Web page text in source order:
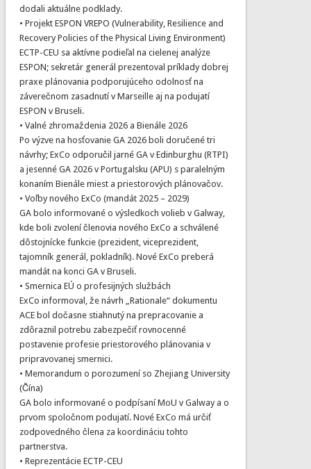
dodali aktuálne podklady.
• Projekt ESPON VREPO (Vulnerability, Resilience and
Recovery Policies of the Physical Living Environment)
ECTP-CEU sa aktívne podieľal na cielenej analýze
ESPON; sekretár generál prezentoval príklady dobrej
praxe plánovania podporujúceho odolnosť na
záverečnom zasadnutí v Marseille aj na podujatí
ESPON v Bruseli.
• Valné zhromaždenia 2026 a Bienále 2026
Po výzve na hosťovanie GA 2026 boli doručené tri
návrhy; ExCo odporučil jarné GA v Edinburghu (RTPI)
a jesenné GA 2026 v Portugalsku (APU) s paralelným
konaním Bienále miest a priestorových plánovačov.
• Voľby nového ExCo (mandát 2025 – 2029)
GA bolo informované o výsledkoch volieb v Galway,
kde boli zvolení členovia nového ExCo a schválené
dôstojnícke funkcie (prezident, viceprezident,
tajomník generál, pokladník). Nové ExCo preberá
mandát na konci GA v Bruseli.
• Smernica EÚ o profesijných službách
ExCo informoval, že návrh „Rationale“ dokumentu
ACE bol dočasne stiahnutý na prepracovanie a
zdôraznil potrebu zabezpečiť rovnocenné
postavenie profesie priestorového plánovania v
pripravovanej smernici.
• Memorandum o porozumení so Zhejiang University
(Čína)
GA bolo informované o podpísaní MoU v Galway a o
prvom spoločnom podujatí. Nové ExCo má určiť
zodpovedného člena za koordináciu tohto
partnerstva.
• Reprezentácie ECTP-CEU